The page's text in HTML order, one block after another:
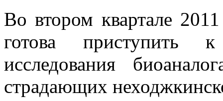
Во втором квартале
готова приступить
исследования
страдающих